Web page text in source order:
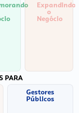
Expandindo
o
Negócio
PARA
Gestores
Públicos